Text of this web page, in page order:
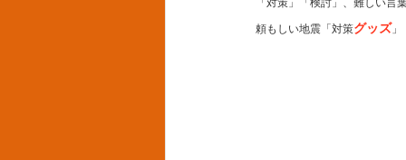
頼もしい地震「対策グッズ」